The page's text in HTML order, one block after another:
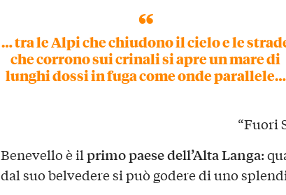
… tra le Alpi che chiudono il cielo e le
che corrono sui crinali si apre un mare di
lunghi dossi in fuga come onde parallele…
“Fuori
Benevello è ilprimo paese dell’Alta Langa:
dal suo belvedere si può godere di uno